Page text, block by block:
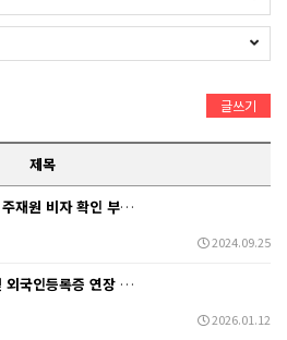
글쓰기
제목
비자 확인 부탁드립니다
2024.09.25
인등록증 연장 대행
2026.01.12